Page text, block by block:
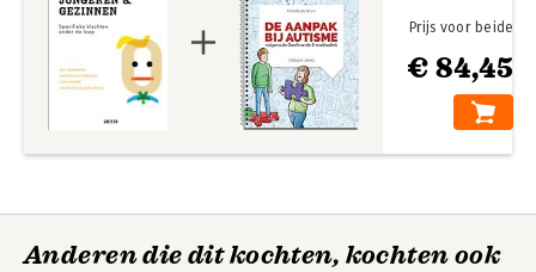
€ 84,45
Prijs voor beide
Anderen die dit kochten, kochten ook